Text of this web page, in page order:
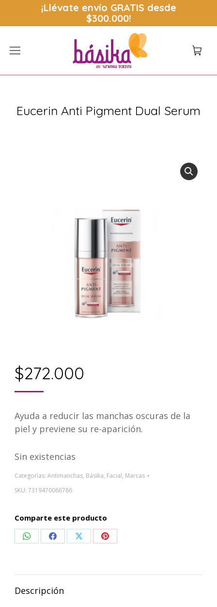
¡Llévate envío GRATIS desde
$300.000!
Eucerin Anti Pigment Dual Serum
$272.000
Ayuda a reducir las manchas oscuras de la
piel y previene su re-aparición.
Sin existencias
Categorías: Antimanchas, Básika, Facial, Marcas
SKU: 7319470066786
Comparte este producto
Compartir
WhatsApp
Compartir
Facebook
Compartir
X
Compartir
Pinterest
Descripción